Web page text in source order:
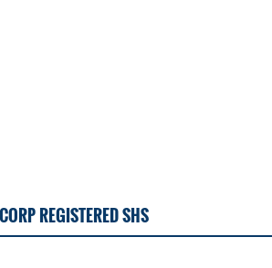
REGISTERED SHS